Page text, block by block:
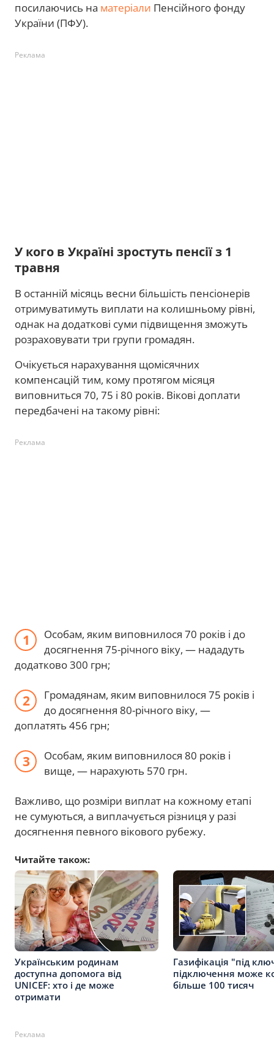
посилаючись на матеріали Пенсійного фонду
України (ПФУ).
Реклама
У кого в Україні зростуть пенсії з 1
травня
В останній місяць весни більшість пенсіонерів
отримуватимуть виплати на колишньому рівні,
однак на додаткові суми підвищення зможуть
розраховувати три групи громадян.
Очікується нарахування щомісячних
компенсацій тим, кому протягом місяця
виповниться 70, 75 і 80 років. Вікові доплати
передбачені на такому рівні:
Реклама
Особам, яким виповнилося 70 років і до
досягнення 75-річного віку, — нададуть
додатково 300 грн;
Громадянам, яким виповнилося 75 років і
до досягнення 80-річного віку, —
доплатять 456 грн;
Особам, яким виповнилося 80 років і
вище, — нарахують 570 грн.
Важливо, що розміри виплат на кожному етапі
не сумуються, а виплачується різниця у разі
досягнення певного вікового рубежу.
Читайте також:
Українським родинам
доступна допомога від
UNICEF: хто і де може
отримати
Газифікація "під
підключення може
більше 100 тисяч
Реклама